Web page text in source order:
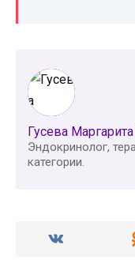
Гусева
Эндокринолог,
категории.